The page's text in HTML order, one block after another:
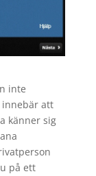
inte
innebär att
känner sig
på ett